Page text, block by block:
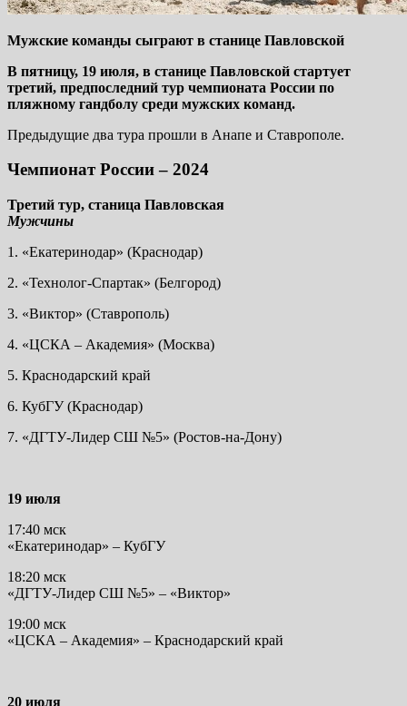
Мужские команды сыграют в станице Павловской
В пятницу, 19 июля, в станице Павловской стартует
третий, предпоследний тур чемпионата России по
пляжному гандболу среди мужских команд.
Предыдущие два тура прошли в Анапе и Ставрополе.
Чемпионат России – 2024
Третий тур, станица Павловская
Мужчины
1. «Екатеринодар» (Краснодар)
2. «Технолог-Спартак» (Белгород)
3. «Виктор» (Ставрополь)
4. «ЦСКА – Академия» (Москва)
5. Краснодарский край
6. КубГУ (Краснодар)
7. «ДГТУ-Лидер СШ №5» (Ростов-на-Дону)
19 июля
17:40 мск
«Екатеринодар» – КубГУ
18:20 мск
«ДГТУ-Лидер СШ №5» – «Виктор»
19:00 мск
«ЦСКА – Академия» – Краснодарский край
20 июля